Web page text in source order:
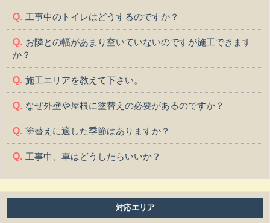
工事中のトイレはどうするのですか？
お隣との幅があまり空いていないのですが施工できます
か？
施工エリアを教えて下さい。
なぜ外壁や屋根に塗替えの必要があるのですか？
塗替えに適した季節はありますか？
工事中、車はどうしたらいいか？
工事中、気になる事や相談などがある場合はどうすれば
よいですか？
工事中は留守をしても大丈夫ですか？
対応エリア